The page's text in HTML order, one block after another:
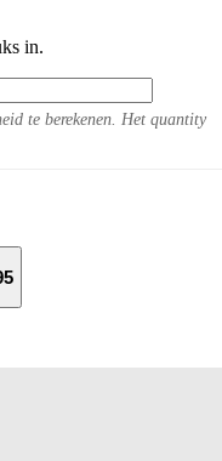
in.
te berekenen. Het quantity